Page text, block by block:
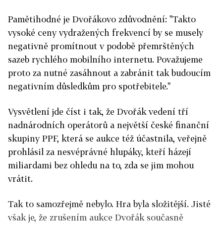
Pamětihodné je Dvořákovo zdůvodnění: "Takto
vysoké ceny vydražených frekvencí by se musely
negativně promítnout v podobě přemrštěných
sazeb rychlého mobilního internetu. Považujeme
proto za nutné zasáhnout a zabránit tak budoucím
negativním důsledkům pro spotřebitele."
Vysvětlení jde číst i tak, že Dvořák vedení tří
nadnárodních operátorů a největší české finanční
skupiny PPF, která se aukce též účastnila, veřejně
prohlásil za nesvéprávné hlupáky, kteří házejí
miliardami bez ohledu na to, zda se jim mohou
vrátit.
Tak to samozřejmě nebylo. Hra byla složitější. Jisté
však je, že zrušením aukce Dvořák současně